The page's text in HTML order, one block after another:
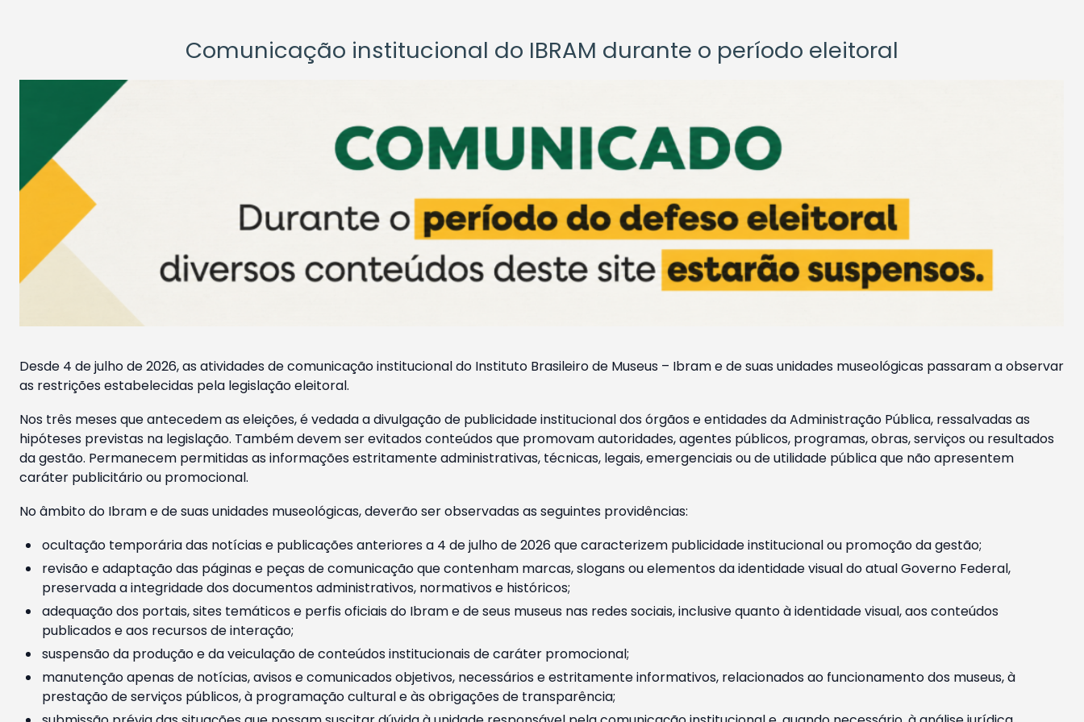
Comunicação institucional do IBRAM durante o período eleitoral
Desde 4 de julho de 2026, as atividades de comunicação institucional do Instituto Brasileiro de Museus – Ibram e de suas unidades museológicas passaram a observar
as restrições estabelecidas pela legislação eleitoral.
Nos três meses que antecedem as eleições, é vedada a divulgação de publicidade institucional dos órgãos e entidades da Administração Pública, ressalvadas as
hipóteses previstas na legislação. Também devem ser evitados conteúdos que promovam autoridades, agentes públicos, programas, obras, serviços ou resultados
da gestão. Permanecem permitidas as informações estritamente administrativas, técnicas, legais, emergenciais ou de utilidade pública que não apresentem
caráter publicitário ou promocional.
No âmbito do Ibram e de suas unidades museológicas, deverão ser observadas as seguintes providências:
ocultação temporária das notícias e publicações anteriores a 4 de julho de 2026 que caracterizem publicidade institucional ou promoção da gestão;
revisão e adaptação das páginas e peças de comunicação que contenham marcas, slogans ou elementos da identidade visual do atual Governo Federal,
preservada a integridade dos documentos administrativos, normativos e históricos;
adequação dos portais, sites temáticos e perfis oficiais do Ibram e de seus museus nas redes sociais, inclusive quanto à identidade visual, aos conteúdos
publicados e aos recursos de interação;
suspensão da produção e da veiculação de conteúdos institucionais de caráter promocional;
manutenção apenas de notícias, avisos e comunicados objetivos, necessários e estritamente informativos, relacionados ao funcionamento dos museus, à
prestação de serviços públicos, à programação cultural e às obrigações de transparência;